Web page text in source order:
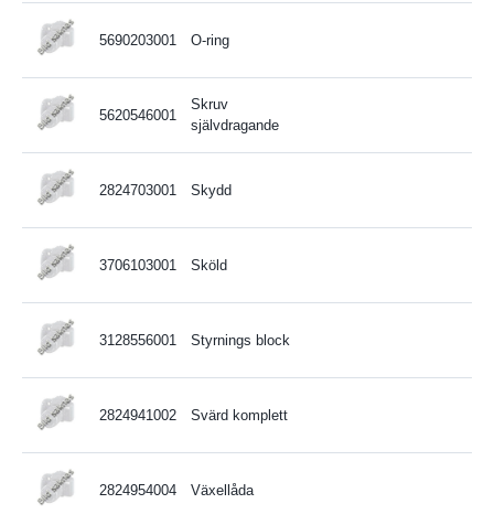
5690203001 O-ring
5620546001
Skruv
självdragande
2824703001 Skydd
3706103001 Sköld
3128556001 Styrnings block
2824941002 Svärd komplett
2824954004 Växellåda